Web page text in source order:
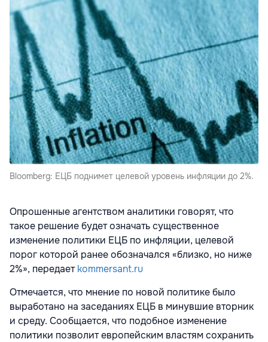
Bloomberg: ЕЦБ поднимет целевой уровень инфляции до 2%.
Опрошенные агентством аналитики говорят, что
такое решение будет означать существенное
изменение политики ЕЦБ по инфляции, целевой
порог которой ранее обозначался «близко, но ниже
2%», передаетkommersant.ru
Отмечается, что мнение по новой политике было
выработано на заседаниях ЕЦБ в минувшие вторник
и среду. Сообщается, что подобное изменение
политики позволит европейским властям сохранить